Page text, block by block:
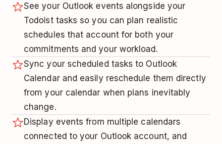
See your Outlook events alongside your
Todoist tasks so you can plan realistic
schedules that account for both your
commitments and your workload.
Sync your scheduled tasks to Outlook
Calendar and easily reschedule them directly
from your calendar when plans inevitably
change.
Display events from multiple calendars
connected to your Outlook account, and